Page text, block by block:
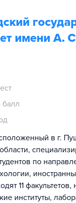
имени А.
балл
в г.
по
11 факультетов,
институты,